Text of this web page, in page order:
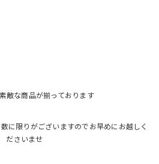
敵な商品が揃っております
に限りがございますのでお早めにお越しく
ださいませ